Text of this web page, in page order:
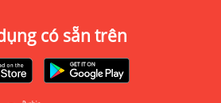
có sẵn trên